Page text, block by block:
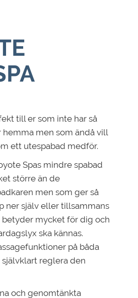
till er som inte har så
hemma men som ändå vill
ett utespabad medför.
Spas mindre spabad
större än de
men som ger så
ner själv eller tillsammans
mycket för dig och
ska kännas.
på båda
reglera den
och genomtänkta